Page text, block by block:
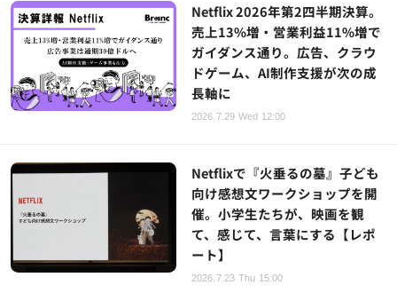
Netflix 2026年第2四半期決算。
売上13%増・営業利益11%増で
ガイダンス通り。広告、クラウ
ドゲーム、AI制作支援が次の成
長軸に
2026.7.29 Wed 12:00
Netflixで『火垂るの墓』子ども
向け感想文ワークショップを開
催。小学生たちが、映画を観
て、感じて、言葉にする【レポ
ート】
2026.7.23 Thu 15:00